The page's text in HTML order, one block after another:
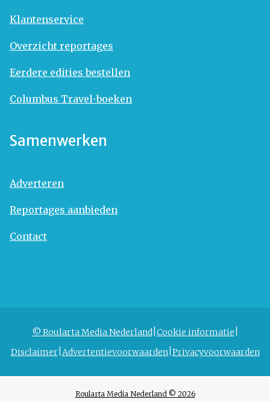
Klantenservice
Overzicht reportages
Eerdere edities bestellen
Columbus Travel-boeken
Samenwerken
Adverteren
Reportages aanbieden
Contact
© Roularta Media Nederland Cookie informatie
Disclaimer Advertentievoorwaarden Privacyvoorwaarden
Roularta Media Nederland © 2026